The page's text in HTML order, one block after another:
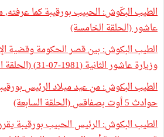
الطيب البكّوش: الحبيب بورقيبة كما عرفته,
عاشور (الحلقة الخامسة)
وزيارة عاشور الثانية (1981-07-31) (الحلقة السادسة)
الطيب البكوش: من عيد ميلاد الرئيس
حوادث 5 أوت بصفاقس (الحلقة السابعة)
الطيب البكوش: الرئيس الحبيب بورقيبة